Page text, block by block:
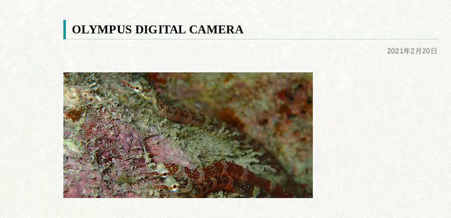
OLYMPUS DIGITAL CAMERA
2021年2月20日